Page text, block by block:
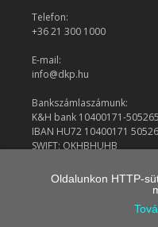
Telefon:
+36 21 300 1000
E-mail:
info@dkp.hu
Bankszámlaszámunk:
K&H bank 10400171-
IBAN HU72 10400171
SWIFT: OKHBHUHB
© 2026
Oldalunkon HTTP-